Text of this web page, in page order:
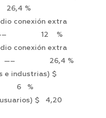
%
conexión extra
—– 12 %
conexión extra
—– 26,4 %
e industrias) $
6 %
usuarios) $ 4,20